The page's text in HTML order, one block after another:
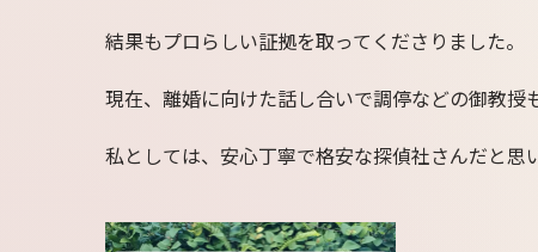
結果もプロらしい証拠を取ってくださりました。
現在、離婚に向けた話し合いで調停などの御教授
私としては、安心丁寧で格安な探偵社さんだと思